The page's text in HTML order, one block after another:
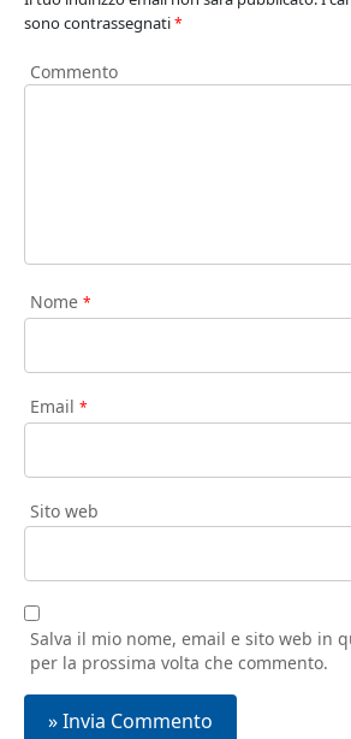
sono contrassegnati*
Commento
Nome *
Email *
Sito web
Salva il mio nome, email e sito web in
per la prossima volta che commento.